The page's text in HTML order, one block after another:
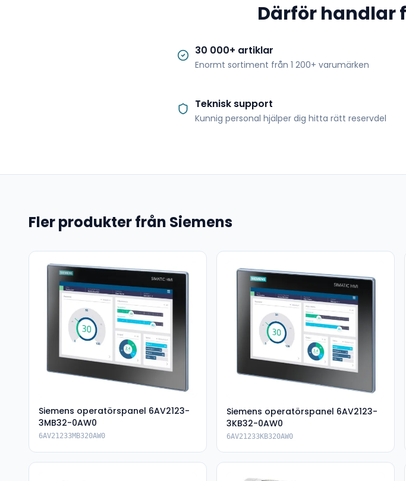
Därför handlar
30 000+ artiklar
Enormt sortiment från 1 200+ varumärken
Teknisk support
Kunnig personal hjälper dig hitta rätt reservdel
Fler produkter från Siemens
Siemens operatörspanel 6AV2123-
3MB32-0AW0
6AV21233MB320AW0
Siemens operatörspanel 6AV2123-
3KB32-0AW0
6AV21233KB320AW0